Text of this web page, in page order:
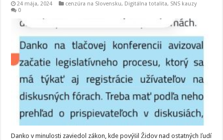
24 mája, 2024 cenzúra na Slovensku, Digitálna totalita, SNS kauzy
0
Danko v minulosti zaviedol zákon, kde povýšil Židov nad ostatných ľudí